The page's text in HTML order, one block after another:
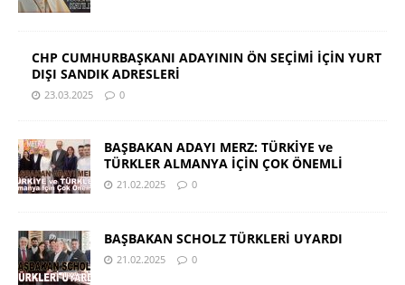
CHP CUMHURBAŞKANI ADAYININ ÖN SEÇİMİ İÇİN YURT
DIŞI SANDIK ADRESLERİ
23.03.2025 0
BAŞBAKAN ADAYI MERZ: TÜRKİYE ve
TÜRKLER ALMANYA İÇİN ÇOK ÖNEMLİ
21.02.2025 0
BAŞBAKAN SCHOLZ TÜRKLERİ UYARDI
21.02.2025 0